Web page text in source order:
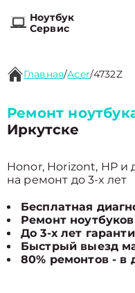
Ноутбук
Сервис
Главная/Acer/4732Z
Ремонт
Иркутске
Honor, Horizont, HP и
на ремонт до 3-х лет
Бесплатная
Ремонт
До 3-х лет
Быстрый выезд
80% ремонтов - в